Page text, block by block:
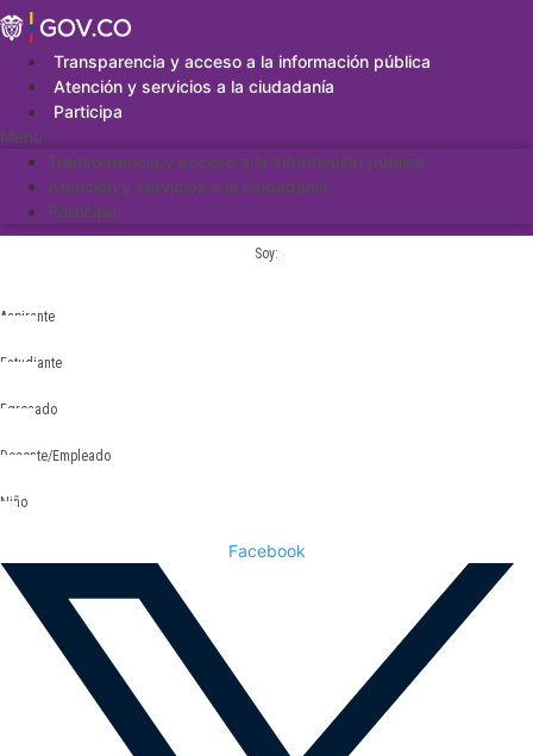
Saltar
al
contenidoTransparencia y acceso a la información pública
Atención y servicios a la ciudadanía
Participa
Menu
Transparencia y acceso a la información pública
Atención y servicios a la ciudadanía
Participa
Soy:
Aspirante
Estudiante
Egresado
Docente/Empleado
Niño
Facebook